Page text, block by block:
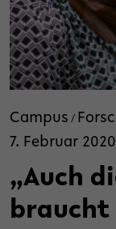
Campus /
7. Februar 2020
„Auch
braucht